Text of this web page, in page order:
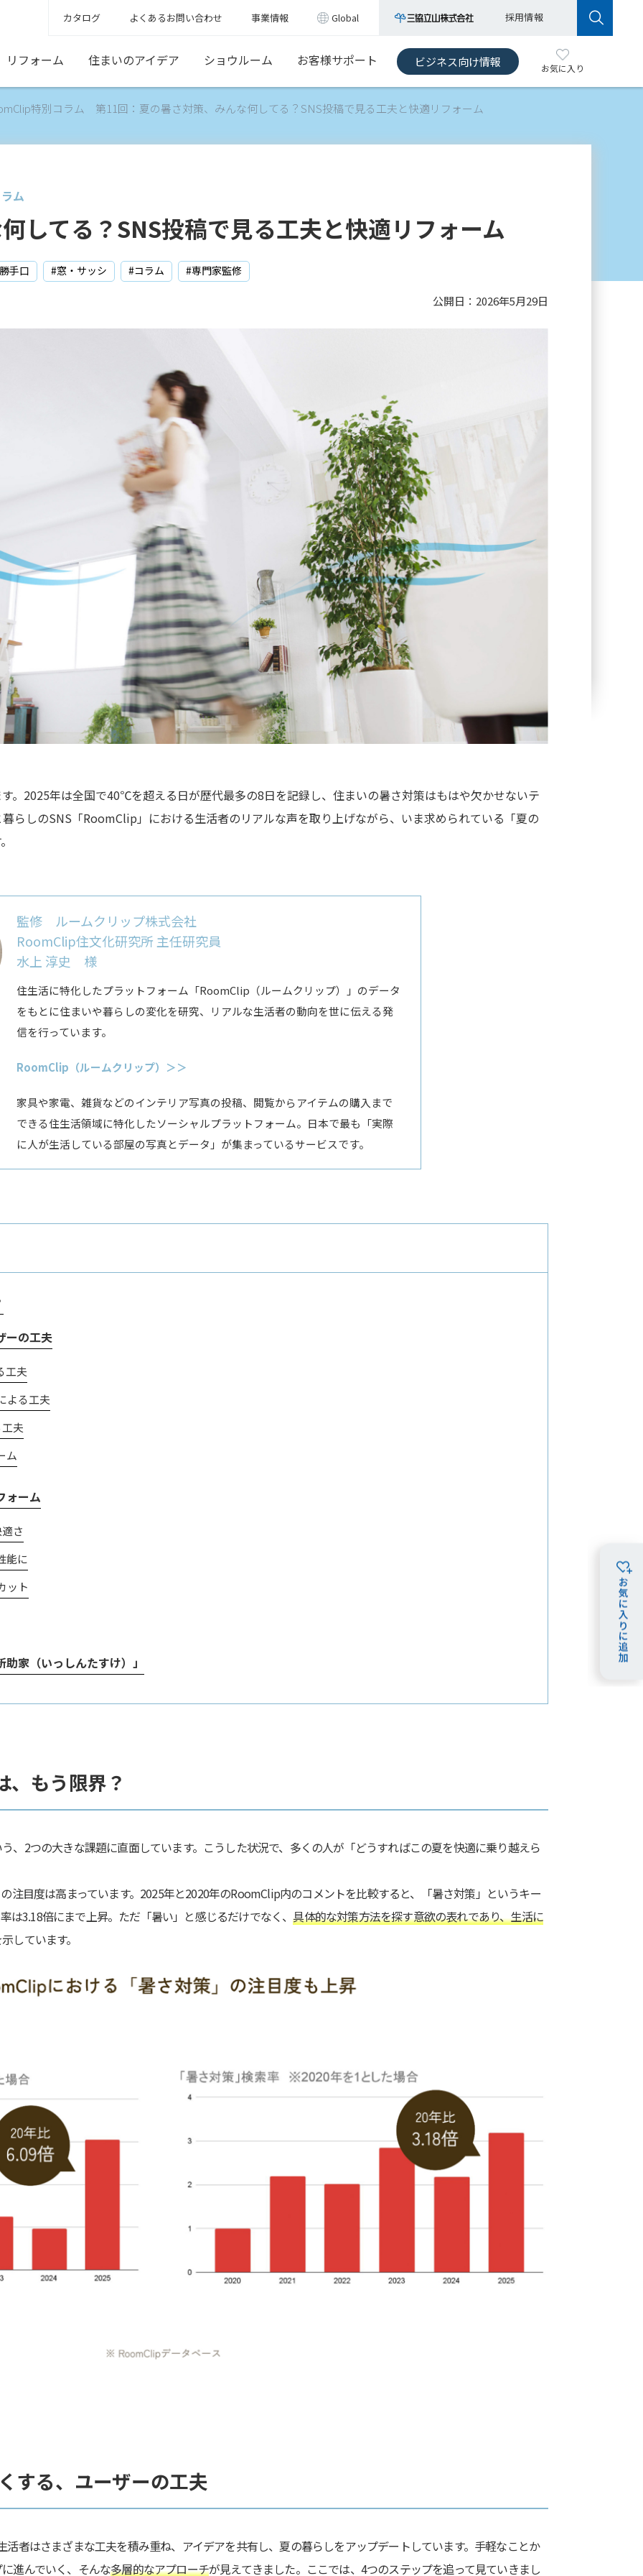
カタログ よくあるお問い合わせ 事業情報 Global 採用情報
リフォーム 住まいのアイデア ショウルーム お客様サポート ビジネス向け情報 お気に入り
特別コラム 第11回：夏の暑さ対策、みんな何してる？SNS投稿で見る工夫と快適リフォーム
ム
してる？SNS投稿で見る工夫と快適リフォーム
手口 #窓・サッシ #コラム #専門家監修
公開日： 2026年5月29日
。2025年は全国で40℃を超える日が歴代最多の8日を記録し、住まいの暑さ対策はもはや欠かせないテ
らしのSNS「RoomClip」における生活者のリアルな声を取り上げながら、いま求められている「夏の
監修 ルームクリップ株式会社
RoomClip住文化研究所 主任研究員
水上 淳史 様
住生活に特化したプラットフォーム「RoomClip（ルームクリップ）」のデータ
をもとに住まいや暮らしの変化を研究、リアルな生活者の動向を世に伝える発
信を行っています。
RoomClip（ルームクリップ）＞＞
家具や家電、雑貨などのインテリア写真の投稿、閲覧からアイテムの購入まで
できる住生活領域に特化したソーシャルプラットフォーム。日本で最も「実際
に人が生活している部屋の写真とデータ」が集まっているサービスです。
ーの工夫
工夫
よる工夫
夫
ム
ォーム
さ
能に
ット
家（いっしんたすけ）」
、もう限界？
、2つの大きな課題に直面しています。こうした状況で、多くの人が「どうすればこの夏を快適に乗り越えら
注目度は高まっています。2025年と2020年のRoomClip内のコメントを比較すると、「暑さ対策」というキー
は3.18倍にまで上昇。ただ「暑い」と感じるだけでなく、具体的な対策方法を探す意欲の表れであり、生活に
しています。
する、ユーザーの工夫
者はさまざまな工夫を積み重ね、アイデアを共有し、夏の暮らしをアップデートしています。手軽なことか
進んでいく、そんな多層的なアプローチが見えてきました。ここでは、4つのステップを追って見ていきまし